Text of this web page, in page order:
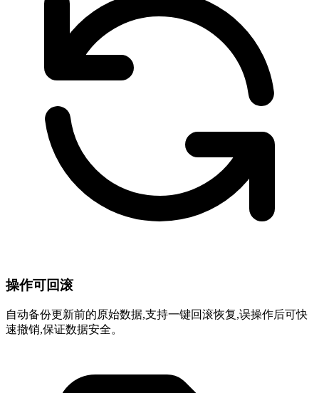
操作可回滚
自动备份更新前的原始数据,支持一键回滚恢复,误操作后可快
速撤销,保证数据安全。